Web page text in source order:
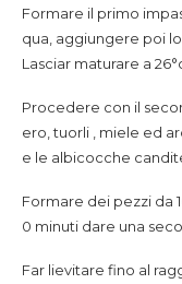
Formare il primo
qua, aggiungere poi
Lasciar maturare a
Procedere con il
ero, tuorli , miele ed
e le albicocche
Formare dei pezzi da
0 minuti dare una
Far lievitare fino al